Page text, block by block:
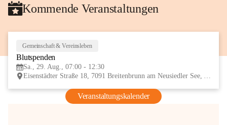
Kommende Veranstaltungen
Gemeinschaft & Vereinsleben
Blutspenden
Sa., 29. Aug., 07:00 - 12:30
Eisenstädter Straße 18, 7091 Breitenbrunn am Neusiedler See, AUT
Veranstaltungskalender